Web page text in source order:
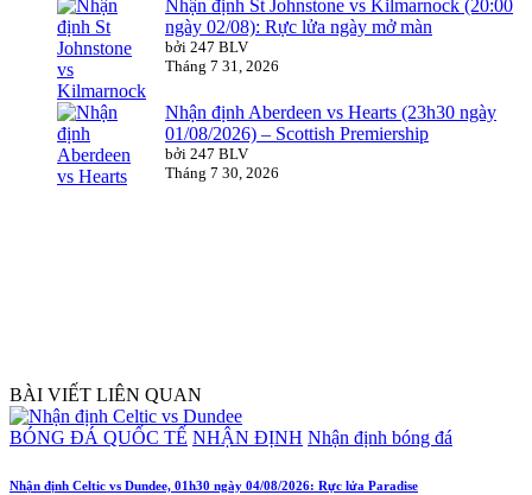
Nhận định St Johnstone vs Kilmarnock (20:00
ngày 02/08): Rực lửa ngày mở màn
bởi 247 BLV
Tháng 7 31, 2026
Nhận định Aberdeen vs Hearts (23h30 ngày
01/08/2026) – Scottish Premiership
bởi 247 BLV
Tháng 7 30, 2026
BÀI VIẾT LIÊN QUAN
Posted
BÓNG ĐÁ QUỐC TẾ NHẬN ĐỊNH Nhận định bóng đá
Nhận định Celtic vs Dundee, 01h30 ngày 04/08/2026: Rực lửa Paradise